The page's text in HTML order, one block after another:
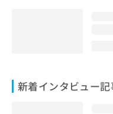
新着インタビュー記